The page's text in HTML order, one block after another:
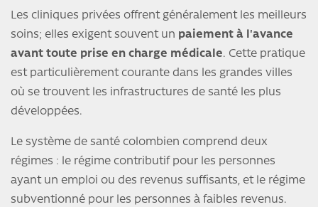
Les cliniques privées offrent généralement les meilleurs
soins; elles exigent souvent un paiement à l'avance
avant toute prise en charge médicale. Cette pratique
est particulièrement courante dans les grandes villes
où se trouvent les infrastructures de santé les plus
développées.
Le système de santé colombien comprend deux
régimes : le régime contributif pour les personnes
ayant un emploi ou des revenus suffisants, et le régime
subventionné pour les personnes à faibles revenus.